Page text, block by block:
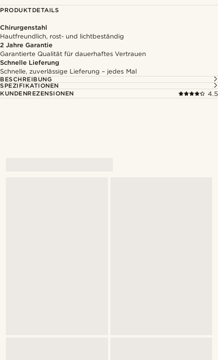
PRODUKTDETAILS
Chirurgenstahl
Hautfreundlich, rost- und lichtbeständig
2 Jahre Garantie
Garantierte Qualität für dauerhaftes Vertrauen
Schnelle Lieferung
Schnelle, zuverlässige Lieferung – jedes Mal
BESCHREIBUNG
SPEZIFIKATIONEN
KUNDENREZENSIONEN
4.5